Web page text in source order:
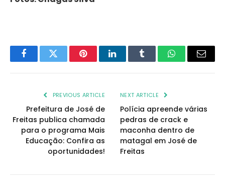
FacebookTwitter PinterestLinkedInTumblr WhatsAppEmail
PREVIOUS ARTICLE
Prefeitura de José de
Freitas publica chamada
para o programa Mais
Educação: Confira as
oportunidades!
NEXT ARTICLE
Polícia apreende várias
pedras de crack e
maconha dentro de
matagal em José de
Freitas